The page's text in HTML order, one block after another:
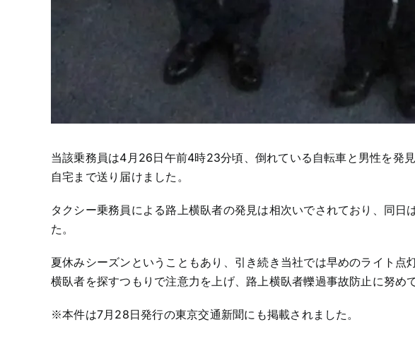
当該乗務員は4月26日午前4時23分頃、倒れている自転車と男性を発
自宅まで送り届けました。
タクシー乗務員による路上横臥者の発見は相次いでされており、同日
た。
夏休みシーズンということもあり、引き続き当社では早めのライト点
横臥者を探すつもりで注意力を上げ、路上横臥者轢過事故防止に努め
※本件は7月28日発行の東京交通新聞にも掲載されました。